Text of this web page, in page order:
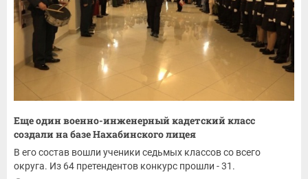
Еще один военно-инженерный кадетский класс
создали на базе Нахабинского лицея
В его состав вошли ученики седьмых классов со всего
округа. Из 64 претендентов конкурс прошли - 31.